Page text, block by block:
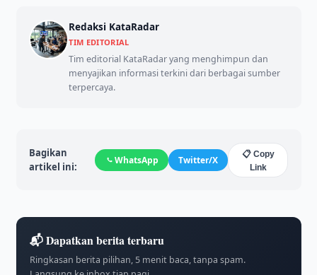
Redaksi KataRadar
TIM EDITORIAL
Tim editorial KataRadar yang menghimpun dan
menyajikan informasi terkini dari berbagai sumber
terpercaya.
Bagikan
artikel ini:
WhatsApp Twitter/X
📋 Copy
Link
📬 Dapatkan berita terbaru
Ringkasan berita pilihan, 5 menit baca, tanpa spam.